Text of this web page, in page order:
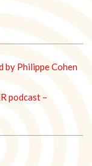
by Philippe Cohen
podcast –